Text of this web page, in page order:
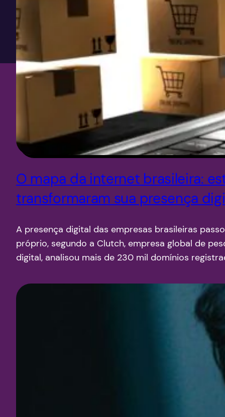
O mapa da internet brasileira:
transformaram sua presença
A presença digital das empresas brasileiras
próprio, segundo a Clutch, empresa global de
digital, analisou mais de 230 mil domínios